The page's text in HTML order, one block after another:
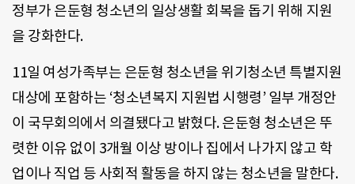
정부가 은둔형 청소년의 일상생활 회복을 돕기 위해 지원
을 강화한다.
11일 여성가족부는 은둔형 청소년을 위기청소년 특별지원
대상에 포함하는 ‘청소년복지 지원법 시행령’ 일부 개정안
이 국무회의에서 의결됐다고 밝혔다. 은둔형 청소년은 뚜
렷한 이유 없이 3개월 이상 방이나 집에서 나가지 않고 학
업이나 직업 등 사회적 활동을 하지 않는 청소년을 말한다.